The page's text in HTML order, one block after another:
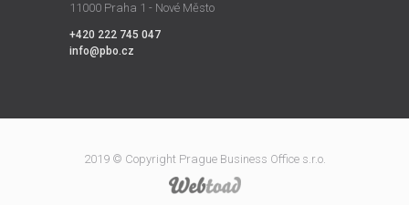
11000 Praha 1 - Nové Město
+420 222 745 047
info@pbo.cz
2019 © Copyright Prague Business Office s.r.o.